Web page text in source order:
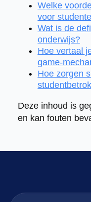
Welke
voor
Wat is de
onderwijs?
Hoe vertaal
game-
Hoe zorgen
Deze inhoud is
en kan fouten